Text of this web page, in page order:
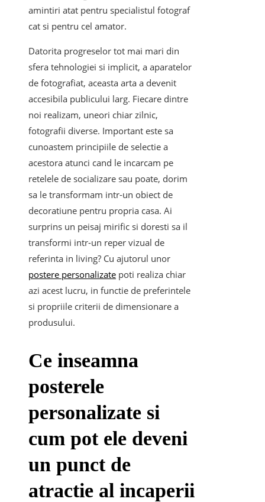
amintiri atat pentru specialistul fotograf
cat si pentru cel amator.
Datorita progreselor tot mai mari din
sfera tehnologiei si implicit, a aparatelor
de fotografiat, aceasta arta a devenit
accesibila publicului larg. Fiecare dintre
noi realizam, uneori chiar zilnic,
fotografii diverse. Important este sa
cunoastem principiile de selectie a
acestora atunci cand le incarcam pe
retelele de socializare sau poate, dorim
sa le transformam intr-un obiect de
decoratiune pentru propria casa. Ai
surprins un peisaj mirific si doresti sa il
transformi intr-un reper vizual de
referinta in living? Cu ajutorul unor
postere personalizate poti realiza chiar
azi acest lucru, in functie de preferintele
si propriile criterii de dimensionare a
produsului.
Ce inseamna
posterele
personalizate si
cum pot ele deveni
un punct de
atractie al incaperii